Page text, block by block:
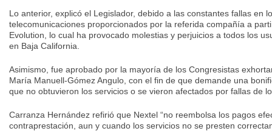
Lo anterior, explicó el Legislador, debido a las constantes fallas en
telecomunicaciones proporcionados por la referida compañía a
Evolution, lo cual ha provocado molestias y perjuicios a todos los
en Baja California.
Asimismo, fue aprobado por la mayoría de los Congresistas
María Manuell-Gómez Angulo, con el fin de que demande una
que no obtuvieron los servicios o se vieron afectados por fallas de
Carranza Hernández refirió que Nextel “no reembolsa los pagos
contraprestación, aun y cuando los servicios no se presten